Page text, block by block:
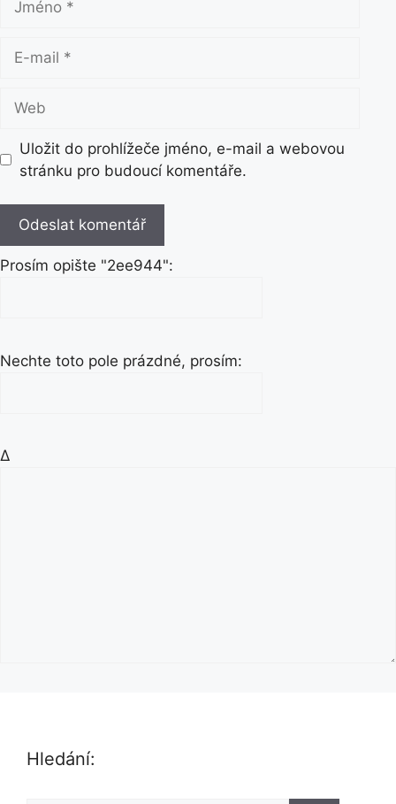
l
Uložit do prohlížeče jméno, e-mail a webovou
stránku pro budoucí komentáře.
Prosím opište "2ee944":
Nechte toto pole prázdné, prosím:
Δ
Hledání: